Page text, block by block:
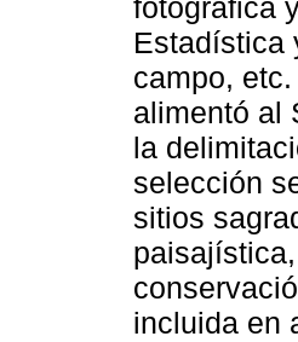
fotográfica
Estadística
campo,
alimentó al
la
selección
sitios
incluida en